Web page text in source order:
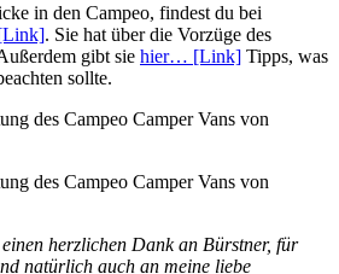
in den Campeo, findest du bei
. Sie hat über die Vorzüge des
gibt sie hier… [Link] Tipps, was
sollte.
herzlichen Dank an Bürstner, für
natürlich auch an meine liebe